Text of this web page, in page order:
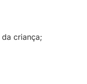
criança;